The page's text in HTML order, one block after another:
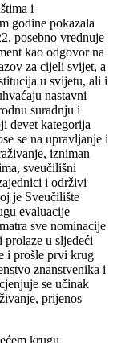
i
godine pokazala
posebno vrednuje
kao odgovor na
za cijeli svijet, a
u svijetu, ali i
nastavni
suradnju i
devet kategorija
se na upravljanje i
izniman
sveučilišni
i održivi
je Sveučilište
evaluacije
sve nominacije
prolaze u sljedeći
i prošle prvi krug
znanstvenika i
se učinak
prijenos
krugu